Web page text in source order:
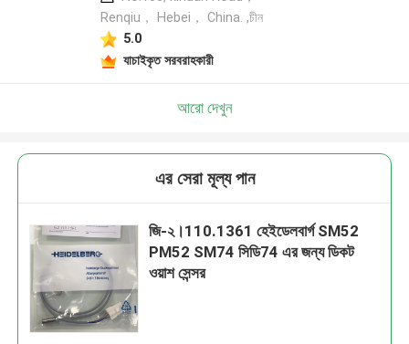
Renqiu， Hebei， China. ,চীন
5.0
যাচাইকৃত সরবরাহকারী
আরো দেখুন
এর সেরা মূল্য পান
জি-২।110.1361 হেইডেলবার্গ SM52
PM52 SM74 সিডি74 এর জন্য ডিকট
ওয়াশ সেন্সর